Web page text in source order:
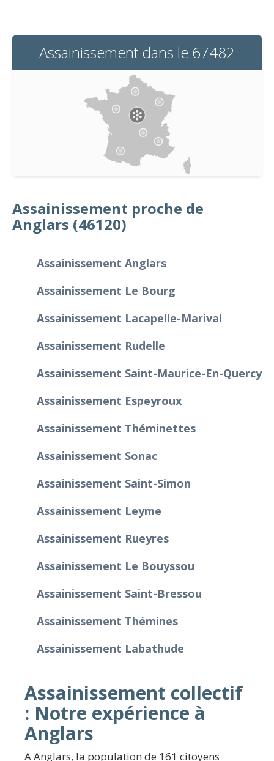
Assainissement dans le 67482
Assainissement proche de
Anglars (46120)
Assainissement Anglars
Assainissement Le Bourg
Assainissement Lacapelle-Marival
Assainissement Rudelle
Assainissement Saint-Maurice-En-Quercy
Assainissement Espeyroux
Assainissement Théminettes
Assainissement Sonac
Assainissement Saint-Simon
Assainissement Leyme
Assainissement Rueyres
Assainissement Le Bouyssou
Assainissement Saint-Bressou
Assainissement Thémines
Assainissement Labathude
Assainissement collectif
: Notre expérience à
Anglars
A Anglars, la population de 161 citoyens